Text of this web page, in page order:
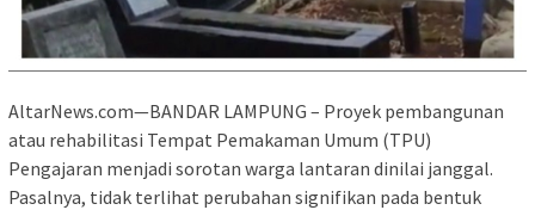
AltarNews.com—BANDAR LAMPUNG – Proyek pembangunan
atau rehabilitasi Tempat Pemakaman Umum (TPU)
Pengajaran menjadi sorotan warga lantaran dinilai janggal.
Pasalnya, tidak terlihat perubahan signifikan pada bentuk